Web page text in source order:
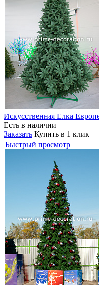
Искусственная Елка
Есть в наличии
Заказать Купить в 1 клик
Быстрый просмотр